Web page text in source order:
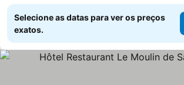
Selecione as datas para ver os preços
exatos.